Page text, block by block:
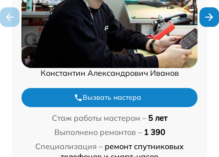
Константин Александрович Иванов
Вызвать мастера
Стаж работы мастером – 5 лет
Выполнено ремонтов – 1 390
Специализация – ремонт спутниковых